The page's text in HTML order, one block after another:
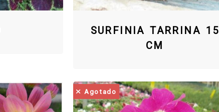
SURFINIA TARRINA 15
CM
Agotado